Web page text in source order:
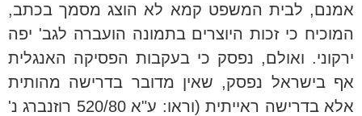
אמנם, לבית המשפט קמא לא הוצג מסמך בכתב,
המוכיח כי זכות היוצרים בתמונה הועברה לגב' יפה
ירקוני. ואולם, נפסק כי בעקבות הפסיקה האנגלית
אף בישראל נפסק, שאין מדובר בדרישה מהותית
אלא בדרישה ראייתית (וראו: ע"א 520/80 רוזנברג נ'